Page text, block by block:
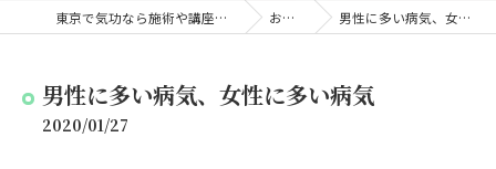
東京で気功なら施術や講座を行う気功サロン お知らせ 男性に多い病気、女性に多い病気
男性に多い病気、女性に多い病気
2020/01/27